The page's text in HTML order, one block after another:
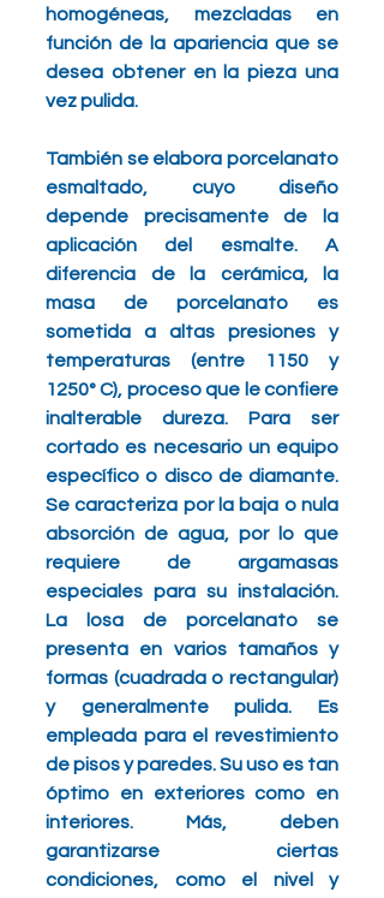
homogéneas, mezcladas en
función de la apariencia que se
desea obtener en la pieza una
vez pulida.
También se elabora porcelanato
esmaltado, cuyo diseño
depende precisamente de la
aplicación del esmalte. A
diferencia de la cerámica, la
masa de porcelanato es
sometida a altas presiones y
temperaturas (entre 1150 y
1250° C), proceso que le confiere
inalterable dureza. Para ser
cortado es necesario un equipo
específico o disco de diamante.
Se caracteriza por la baja o nula
absorción de agua, por lo que
requiere de argamasas
especiales para su instalación.
La losa de porcelanato se
presenta en varios tamaños y
formas (cuadrada o rectangular)
y generalmente pulida. Es
empleada para el revestimiento
de pisos y paredes. Su uso es tan
óptimo en exteriores como en
interiores. Más, deben
garantizarse ciertas
condiciones, como el nivel y